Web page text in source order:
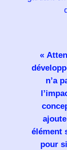
«
n’a
élément
pour